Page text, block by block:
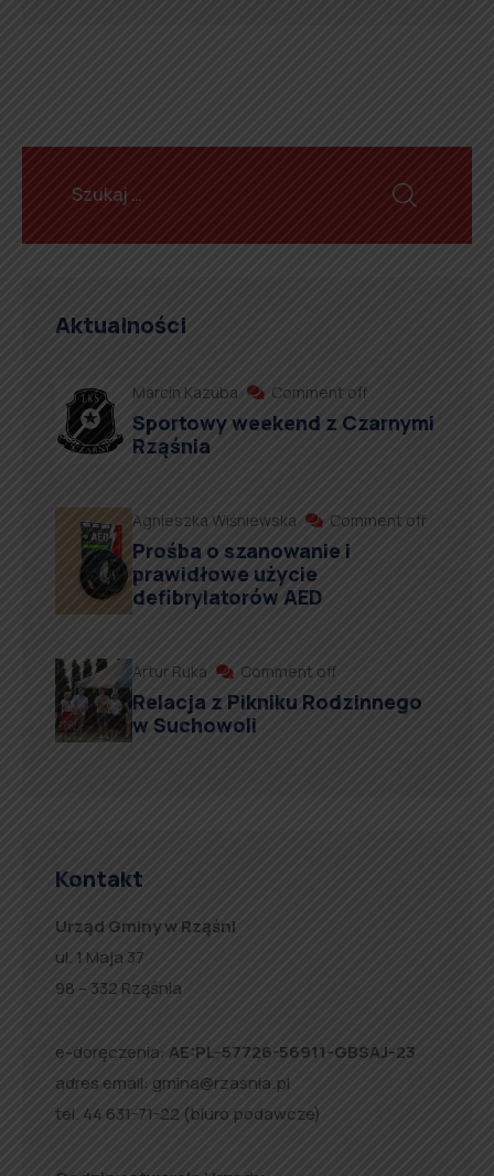
Aktualności
Marcin Kazuba Comment off
Sportowy weekend z Czarnymi
Rząśnia
Agnieszka Wiśniewska Comment off
Prośba o szanowanie i
prawidłowe użycie
defibrylatorów AED
Artur Ruka Comment off
Relacja z Pikniku Rodzinnego
w Suchowoli
Kontakt
Urząd Gminy w Rząśni
ul. 1 Maja 37
98 – 332 Rząśnia
e-doręczenia: AE:PL-57726-56911-GBSAJ-23
adres email: gmina@rzasnia.pl
tel. 44 631-71-22 (biuro podawcze)